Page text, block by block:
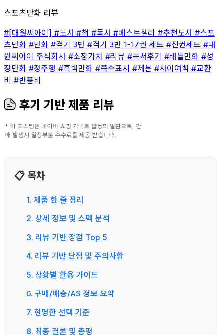
스포츠만화 리뷰
#[대원씨아이] #도서 #책 #독서 #베스트셀러 #추천도서 #스포
츠만화 #만화 #격기 3반 #격기 3반 1-17권 세트 #전권세트 #대
원씨아이 주식회사 #소장가치 #리뷰 #독서후기 #배틀만화 #성
장만화 #정주행 #흑백만화 #쪽수표시 #제본 #사이여백 #교환
비 #반품비
후기 기반 제품 리뷰
📋 목차
1. 제품 한 줄 정리
2. 상세 정보 및 스펙 분석
3. 리뷰 기반 장점 Top 5
4. 리뷰 기반 단점 및 주의사항
5. 상황별 활용 가이드
6. 구매/배송/AS 정보 요약
7. 현명한 선택 기준
8. 최종 결론 및 총평